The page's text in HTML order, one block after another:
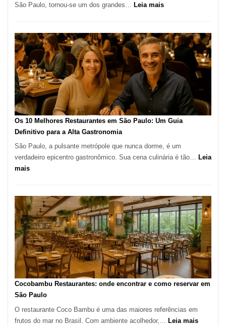
São Paulo, tornou-se um dos grandes… Leia mais:
Pizzaria:
tradição
em
pizza
artesanal
forno
à
Vila
da
Os 10 Melhores Restaurantes em São Paulo: Um Guia
Definitivo para a Alta Gastronomia
São Paulo, a pulsante metrópole que nunca dorme, é um
verdadeiro epicentro gastronômico. Sua cena culinária é tão… Leia
mais:
Melhores
Restaurantes
em
São
Paulo:
Um
Guia
Definitivo
para
Alta
Gastronomia
Cocobambu Restaurantes: onde encontrar e como reservar em
São Paulo
O restaurante Coco Bambu é uma das maiores referências em
frutos do mar no Brasil. Com ambiente acolhedor,…
Leia mais: